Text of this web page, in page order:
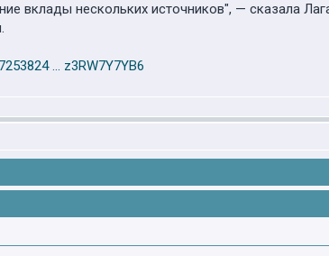
вклады нескольких источников", — сказала
... z3RW7Y7YB6